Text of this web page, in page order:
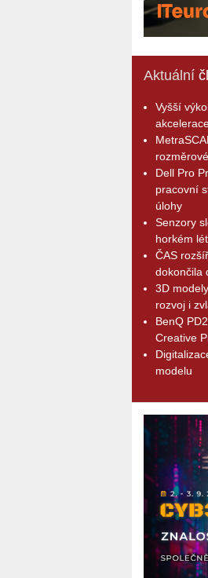
Aktuální
Vyšší
Dell Pro
pracovní
úlohy
Senzory
horkém
ČAS
dokončila
3D
rozvoj i
BenQ
Creative
modelu